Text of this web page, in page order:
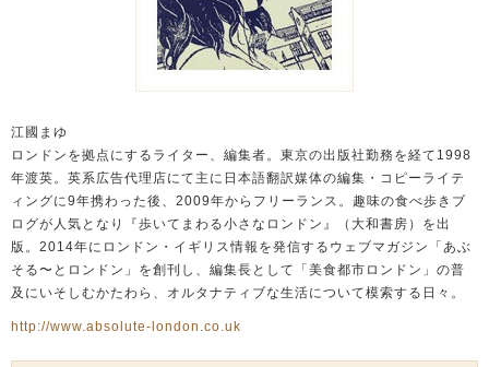
江國まゆ
ロンドンを拠点にするライター、編集者。東京の出版社勤務を経て1998
年渡英。英系広告代理店にて主に日本語翻訳媒体の編集・コピーライテ
ィングに9年携わった後、2009年からフリーランス。趣味の食べ歩きブ
ログが人気となり『歩いてまわる小さなロンドン』（大和書房）を出
版。2014年にロンドン・イギリス情報を発信するウェブマガジン「あぶ
そる〜とロンドン」を創刊し、編集長として「美食都市ロンドン」の普
及にいそしむかたわら、オルタナティブな生活について模索する日々。
http://www.absolute-london.co.uk